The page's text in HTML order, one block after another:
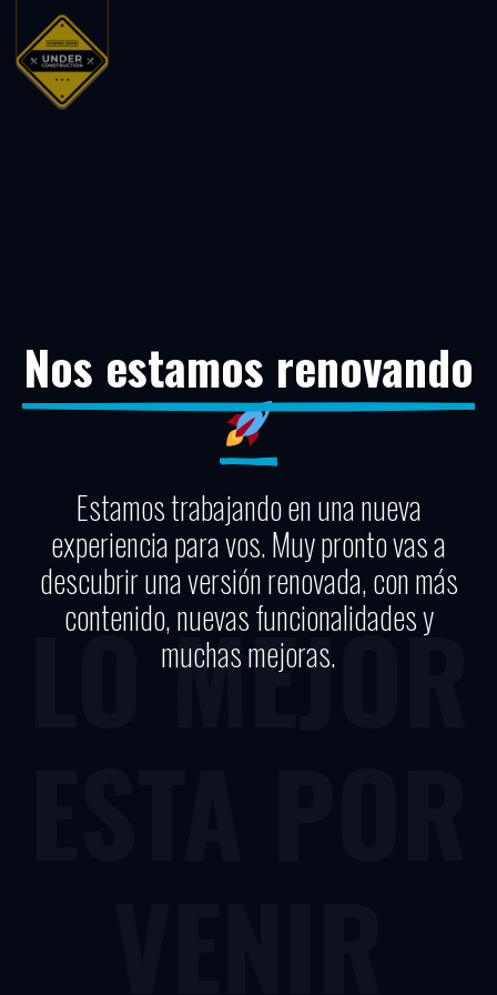
Nos estamos renovando
Estamos trabajando en una nueva
experiencia para vos. Muy pronto vas a
descubrir una versión renovada, con más
contenido, nuevas funcionalidades y
muchas mejoras.
LO MEJOR